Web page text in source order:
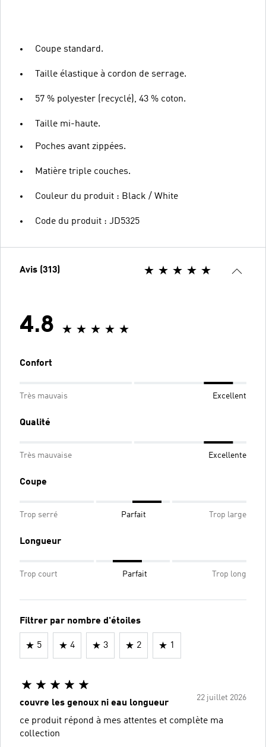
Coupe standard.
Taille élastique à cordon de serrage.
57 % polyester (recyclé), 43 % coton.
Taille mi-haute.
Poches avant zippées.
Matière triple couches.
Couleur du produit : Black / White
Code du produit : JD5325
Avis (313)
4.8
Confort
Très mauvais Excellent
Qualité
Très mauvaise Excellente
Coupe
Trop serré Parfait Trop large
Longueur
Trop court Parfait Trop long
Filtrer par nombre d'étoiles
5 4 3 2 1
22 juillet 2026
couvre les genoux ni eau longueur
ce produit répond à mes attentes et complète ma
collection